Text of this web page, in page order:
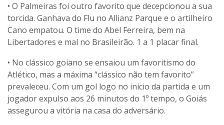
• O Palmeiras foi outro favorito que decepcionou a sua
torcida. Ganhava do Flu no Allianz Parque e o artilheiro
Cano empatou. O time do Abel Ferreira, bem na
Libertadores e mal no Brasileirão. 1 a 1 placar final.
• No clássico goiano se ensaiou um favoritismo do
Atlético, mas a máxima “clássico não tem favorito”
prevaleceu. Com um gol logo no início da partida e um
jogador expulso aos 26 minutos do 1º tempo, o Goiás
assegurou a vitória na casa do adversário.